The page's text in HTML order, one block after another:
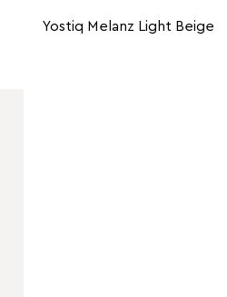
Yostiq Melanz Light Beige